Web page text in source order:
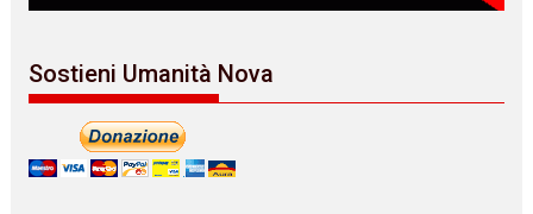
Sostieni Umanità Nova